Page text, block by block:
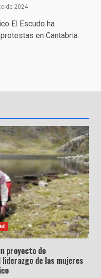
de 2024
El Escudo ha
en Cantabria.
proyecto de
de las mujeres